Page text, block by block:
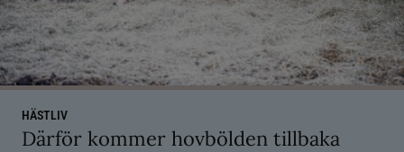
HÄSTLIV
Därför kommer hovbölden tillbaka